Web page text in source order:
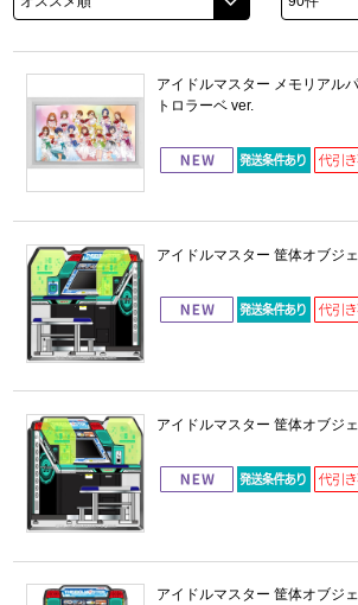
アイドルマスター メモリアル
トロラーベ ver.
アイドルマスター 筐体オブジ
アイドルマスター 筐体オブジ
アイドルマスター 筐体オブジ